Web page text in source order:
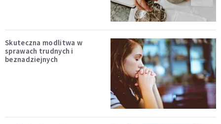
Skuteczna modlitwa w
sprawach trudnych i
beznadziejnych